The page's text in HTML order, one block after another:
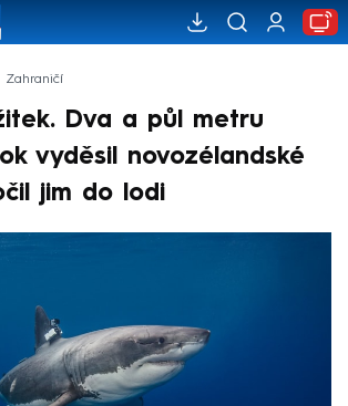
Zahraničí
Dva a půl metru
vyděsil novozélandské
jim do lodi